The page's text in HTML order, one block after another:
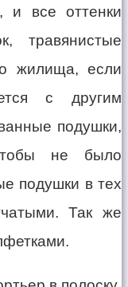
и все оттенки
травянистые
жилища, если
с другим
подушки,
не было
подушки в тех
Так же